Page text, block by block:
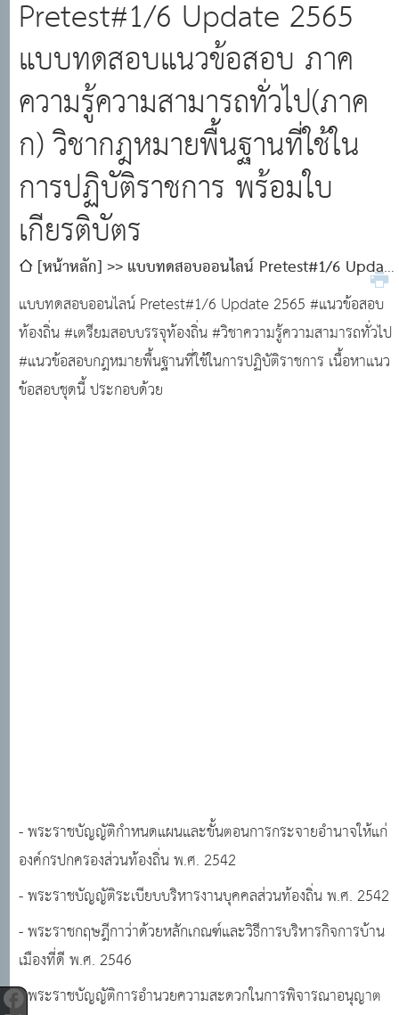
Pretest#1/6 Update 2565
แบบทดสอบแนวข้อสอบ ภาค
ความรู้ความสามารถทั่วไป(ภาค
ก) วิชากฎหมายพื้นฐานที่ใช้ใน
การปฏิบัติราชการ พร้อมใบ
เกียรติบัตร
[หน้าหลัก]
แบบทดสอบออนไลน์ Pretest#1/6 Update
2565 แบบทดสอบแนวข้อสอบ ภาคความรู้ความสามารถ
ทั่วไป(ภาค ก) วิชากฎหมายพื้นฐานที่ใช้ในการปฏิบัติราชการ
พร้อมใบเกียรติบัตร
แบบทดสอบออนไลน์ Pretest#1/6 Update 2565 #แนวข้อสอบ
ท้องถิ่น #เตรียมสอบบรรจุท้องถิ่น #วิชาความรู้ความสามารถทั่วไป
#แนวข้อสอบกฎหมายพื้นฐานที่ใช้ในการปฏิบัติราชการ เนื้อหาแนว
ข้อสอบชุดนี้ ประกอบด้วย
- พระราชบัญญัติกำหนดแผนและขั้นตอนการกระจายอำนาจให้แก่
องค์กรปกครองส่วนท้องถิ่น พ.ศ. 2542
- พระราชบัญญัติระเบียบบริหารงานบุคคลส่วนท้องถิ่น พ.ศ. 2542
- พระราชกฤษฎีกาว่าด้วยหลักเกณฑ์และวิธีการบริหารกิจการบ้าน
เมืองที่ดี พ.ศ. 2546
- พระราชบัญญัติการอำนวยความสะดวกในการพิจารณาอนุญาต